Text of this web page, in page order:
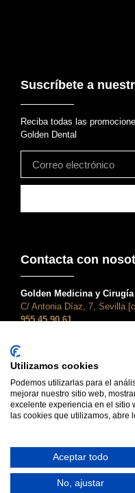
Suscríbete a
Reciba todas las
Golden Dental
Contacta con
Golden Medicina y Cirugía
C/ Antonia Díaz, 7, Sevilla
955 45 90 61
C/ Adriano, 28, Sevilla [cómo
955 45 90 61
dental@clinicagolden.com
Utilizamos cookies
Podemos utilizarlas para el
mejorar nuestro sitio web,
excelente experiencia en el sitio
las cookies que utilizamos, abre
Aceptar todo
No, ajustar